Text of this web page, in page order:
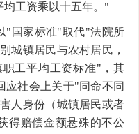
均工资乘以十五年。"
"国家标准"取代"法院所
城镇居民与农村居民，
工平均工资标准"，其
应社会上关于"同命不同
人身份（城镇居民或者
得赔偿金额悬殊的不公